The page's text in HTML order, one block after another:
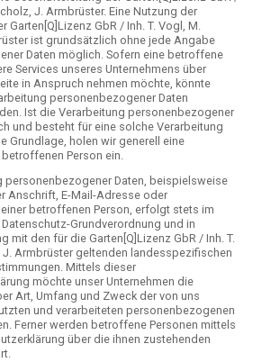
J. Armbrüster. Eine Nutzung der
Garten[Q]Lizenz GbR / Inh. T. Vogl, M.
ist grundsätzlich ohne jede Angabe
Daten möglich. Sofern eine betroffene
Services unseres Unternehmens über
in Anspruch nehmen möchte, könnte
personenbezogener Daten
Ist die Verarbeitung personenbezogener
und besteht für eine solche Verarbeitung
Grundlage, holen wir generell eine
Person ein.
personenbezogener Daten, beispielsweise
Anschrift, E-Mail-Adresse oder
betroffenen Person, erfolgt stets im
Grundverordnung und in
mit den für die Garten[Q]Lizenz GbR / Inh. T.
J. Armbrüster geltenden landesspezifischen
Mittels dieser
möchte unser Unternehmen die
Art, Umfang und Zweck der von uns
und verarbeiteten personenbezogenen
Ferner werden betroffene Personen mittels
über die ihnen zustehenden